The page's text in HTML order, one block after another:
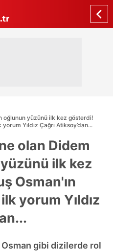
oğlunun yüzünü ilk kez gösterdi!
Yıldız Çağrı Atiksoy’dan...
olan Didem
ilk kez
Osman'ın
yorum Yıldız
gibi dizilerde rol